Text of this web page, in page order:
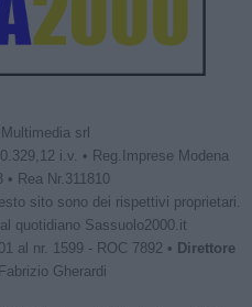
srl
i.v. • Reg.Imprese Modena
• Rea Nr.311810
sito sono dei rispettivi proprietari.
quotidiano Sassuolo2000.it
al nr. 1599 - ROC 7892 • Direttore
Gherardi